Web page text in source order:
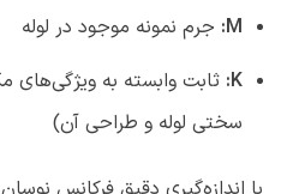
M: جرم نمونه موجود در لوله
K: ثابت وابسته به ویژگی‌های
سختی لوله و طراحی آن)